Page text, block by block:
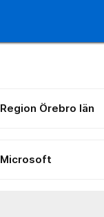
Region Örebro län
Microsoft